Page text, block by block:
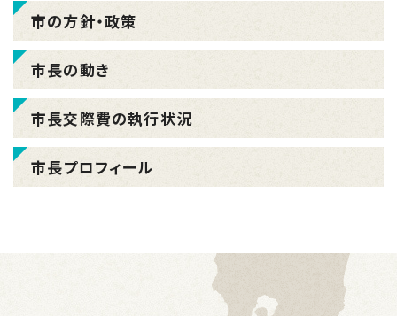
市の方針・政策
市長の動き
市長交際費の執行状況
市長プロフィール